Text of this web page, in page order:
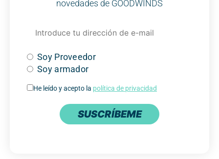
novedades de GOODWINDS
Soy Proveedor
Soy armador
He leído y acepto la política de privacidad
SUSCRÍBEME